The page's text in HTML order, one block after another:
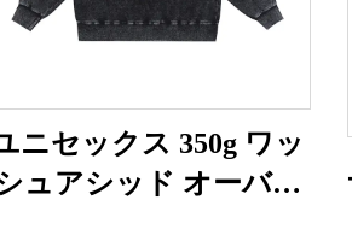
ニセックス 350g ワッ
ュアシッド オーバー